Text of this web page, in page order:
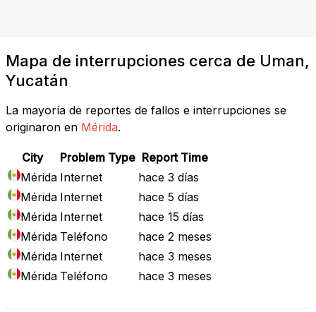
Mapa de interrupciones cerca de Uman,
Yucatán
La mayoría de reportes de fallos e interrupciones se
originaron en Mérida.
City Problem Type Report Time
Mérida Internet
hace 3 días
Mérida Internet
hace 5 días
Mérida Internet
hace 15 días
Mérida Teléfono
hace 2 meses
Mérida Internet
hace 3 meses
Mérida Teléfono hace 3 meses